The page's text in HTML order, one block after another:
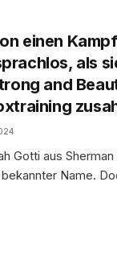
einen
als
and
Gotti aus
Name.